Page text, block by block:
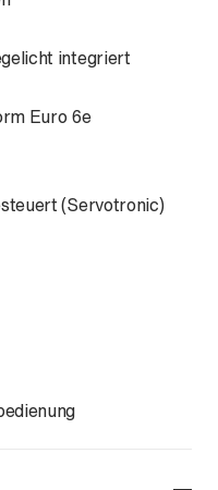
integriert
Euro 6e
(Servotronic)